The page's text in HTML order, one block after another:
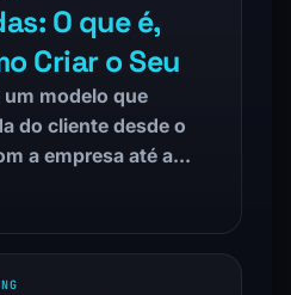
O que é,
Criar o Seu
um modelo que
do cliente desde o
a empresa até a…